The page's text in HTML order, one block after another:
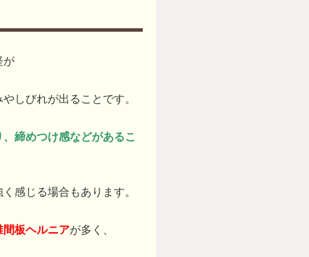
が
しびれが出ることです。
締めつけ感などがあるこ
く感じる場合もあります。
間板ヘルニアが多く、